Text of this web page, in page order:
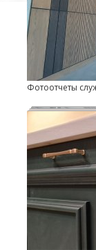
Фотоотчеты